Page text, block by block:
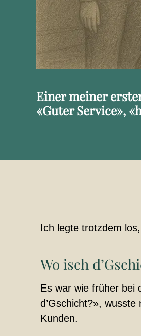
Einer meiner
«Guter Service»,
Ich legte trotzdem
Wo isch
Es war wie früher bei
d’Gschicht?»,
Kunden.